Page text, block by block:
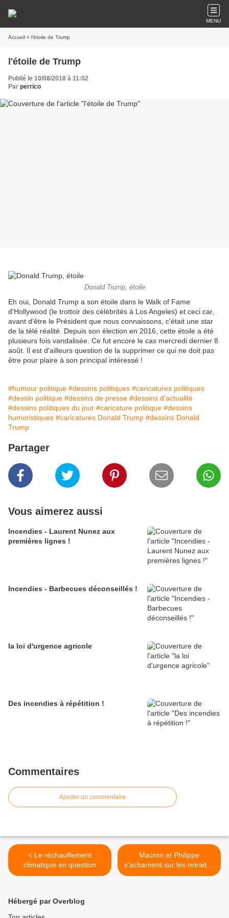
MENU
Accueil » l'étoile de Trump
l'étoile de Trump
Publié le 10/08/2018 à 11:02
Par perrico
Donald Trump, étoile
Eh oui, Donald Trump a son étoile dans le Walk of Fame
d'Hollywood (le trottoir des célébrités à Los Angeles) et ceci car,
avant d'être le Président que nous connaissons, c'était une star
de la télé réalité. Depuis son élection en 2016, cette étoile a été
plusieurs fois vandalisée. Ce fut encore le cas mercredi dernier 8
août. Il est d'ailleurs question de la supprimer ce qui ne doit pas
être pour plaire à son principal intéressé !
#humour politique #dessins politiques #caricatures politiques
#dessin politique #dessins de presse #dessins d'actualité
#dessins politiques du jour #caricature politique #dessins
humoristiques #caricatures Donald Trump #dessins Donald
Trump
Partager
Vous aimerez aussi
Incendies - Laurent Nunez aux
premières lignes !
Incendies - Barbecues déconseillés !
la loi d'urgence agricole
Des incendies à répétition !
Commentaires
Ajouter un commentaire
< Le réchauffement
climatique en question
Macron et Philippe
s'acharnent sur les retraités
>
Hébergé par Overblog